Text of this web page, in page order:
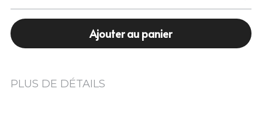
Ajouter au panier
PLUS DE DÉTAILS